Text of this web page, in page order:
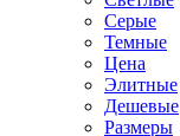
Серые
Темные
Цена
Элитные
Дешевые
Размеры